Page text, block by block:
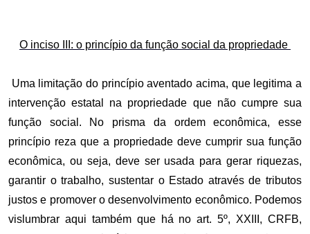
O inciso III: o princípio da função social da propriedade
Uma limitação do princípio aventado acima, que legitima a
intervenção estatal na propriedade que não cumpre sua
função social. No prisma da ordem econômica, esse
princípio reza que a propriedade deve cumprir sua função
econômica, ou seja, deve ser usada para gerar riquezas,
garantir o trabalho, sustentar o Estado através de tributos
justos e promover o desenvolvimento econômico. Podemos
vislumbrar aqui também que há no art. 5º, XXIII, CRFB,